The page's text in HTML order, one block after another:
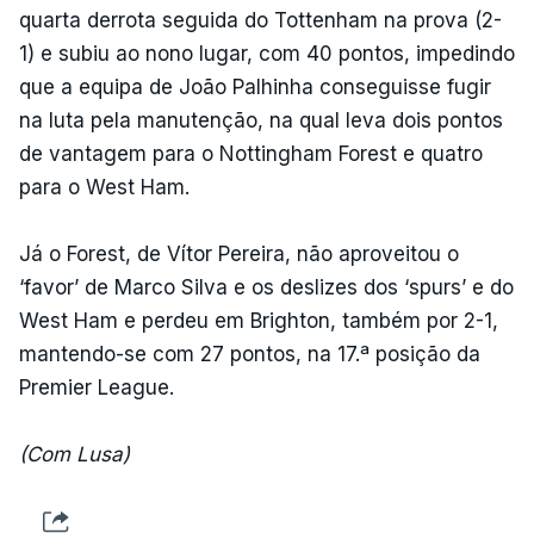
quarta derrota seguida do Tottenham na prova (2-
1) e subiu ao nono lugar, com 40 pontos, impedindo
que a equipa de João Palhinha conseguisse fugir
na luta pela manutenção, na qual leva dois pontos
de vantagem para o Nottingham Forest e quatro
para o West Ham.
Já o Forest, de Vítor Pereira, não aproveitou o
‘favor’ de Marco Silva e os deslizes dos ‘spurs’ e do
West Ham e perdeu em Brighton, também por 2-1,
mantendo-se com 27 pontos, na 17.ª posição da
Premier League.
(Com Lusa)